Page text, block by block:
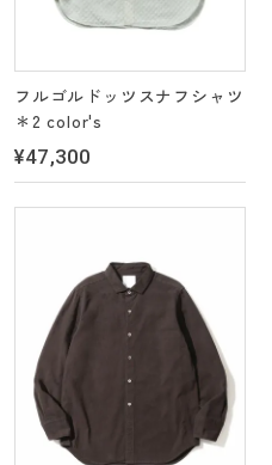
フルゴルドッツスナフシャツ
＊2 color's
¥47,300